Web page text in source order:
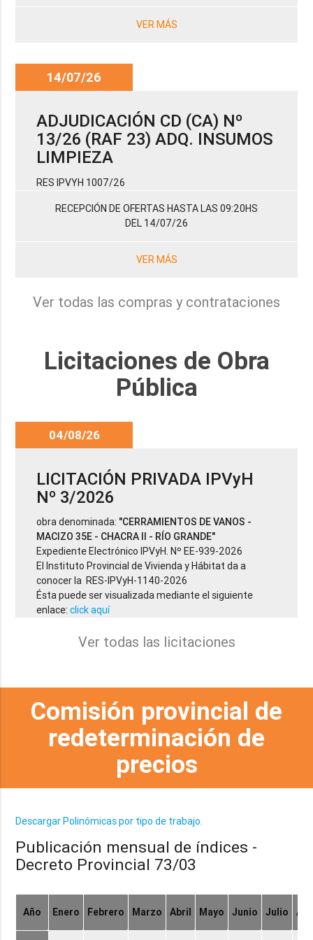
VER MÁS
14/07/26
ADJUDICACIÓN CD (CA) Nº
13/26 (RAF 23) ADQ. INSUMOS
LIMPIEZA
RES IPVYH 1007/26
RECEPCIÓN DE OFERTAS HASTA LAS 09:20HS
DEL 14/07/26
VER MÁS
Ver todas las compras y contrataciones
Licitaciones de Obra
Pública
04/08/26
LICITACIÓN PRIVADA IPVyH
Nº 3/2026
obra denominada: "CERRAMIENTOS DE VANOS -
MACIZO 35E - CHACRA II - RÍO GRANDE"
Expediente Electrónico IPVyH. Nº EE-939-2026
El Instituto Provincial de Vivienda y Hábitat da a
conocer la RES-IPVyH-1140-2026
Ésta puede ser visualizada mediante el siguiente
enlace:click aquí
Ver todas las licitaciones
Comisión provincial de
redeterminación de
precios
Descargar Polinómicas por tipo de trabajo.
Publicación mensual de índices -
Decreto Provincial 73/03
Año Enero Febrero Marzo Abril Mayo Junio Julio